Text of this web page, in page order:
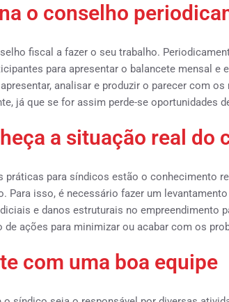
o conselho
fiscal a fazer o seu trabalho.
para apresentar o balancete mensal e
analisar e produzir o parecer com
já que se for assim perde-se oportunidades
a situação real do
práticas para síndicos estão o conhecimento
Para isso, é necessário fazer um
e danos estruturais no empreendimento
de ações para minimizar ou acabar com os
com uma boa equipe